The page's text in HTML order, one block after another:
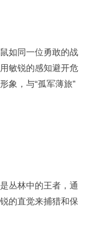
如同一位勇敢的战
敏锐的感知避开危
象，与“孤军薄旅”
丛林中的王者，通
的直觉来捕猎和保